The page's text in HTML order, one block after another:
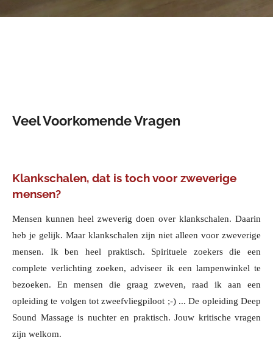
Veel Voorkomende Vragen
Klankschalen, dat is toch voor zweverige
mensen?
Mensen kunnen heel zweverig doen over klankschalen. Daarin
heb je gelijk. Maar klankschalen zijn niet alleen voor zweverige
mensen. Ik ben heel praktisch. Spirituele zoekers die een
complete verlichting zoeken, adviseer ik een lampenwinkel te
bezoeken. En mensen die graag zweven, raad ik aan een
opleiding te volgen tot zweefvliegpiloot ;-) ... De opleiding Deep
Sound Massage is nuchter en praktisch. Jouw kritische vragen
zijn welkom.